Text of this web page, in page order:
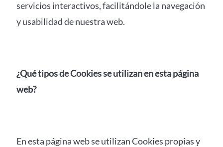
servicios interactivos, facilitándole la navegación
y usabilidad de nuestra web.
¿Qué tipos de Cookies se utilizan en esta página
web?
En esta página web se utilizan Cookies propias y